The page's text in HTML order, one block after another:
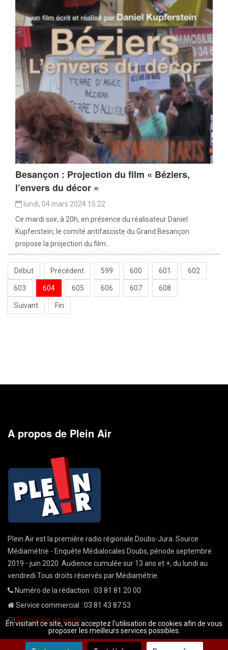
Besançon : Projection du film « Béziers,
l’envers du décor »
lundi, 04 mars 2024 15:22
Ce mardi soir, à 20h, en présence du réalisateur Daniel
Kupferstein, le comité antifasciste du Grand Besançon
propose la projection du film...
Début Précédent 599 600 601 602
603 604 605 606 607 608
Suivant Fin
A propos de Plein Air
Plein Air est la première radio régionale Doubs-Jura. Source
Médiamétrie - Enquête Médialocales Doubs, période septembre
2019 - juin 2020. Audience cumulée sur 13 ans et +, du lundi au
vendredi.Tous droits réservés par Médiamétrie.
Numéro de la rédaction : 03 81 81 20 00
Service commercial : 03 81 43 87 53
Formulaire de contact
En visitant ce site, vous acceptez l'utilisation de cookies afin de vous
proposer les meilleurs services possibles.